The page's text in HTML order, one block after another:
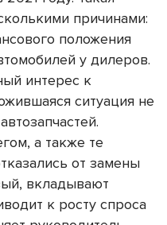
причинами:
положения
у дилеров.
интерес к
ситуация не
а также те
от замены
вкладывают
к росту спроса